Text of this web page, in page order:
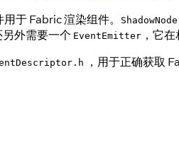
于 Fabric 渲染组件。
ShadowNode
外需要一个 EventEmitter ，它
，用于正确获取